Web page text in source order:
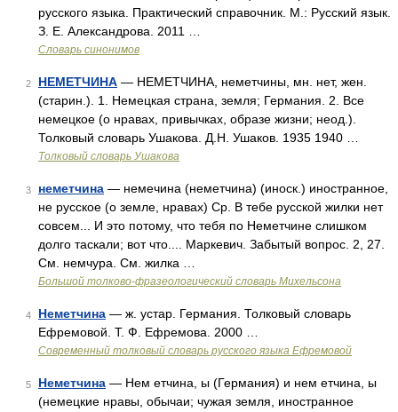
русского языка. Практический справочник. М.: Русский язык.
З. Е. Александрова. 2011 …
Словарь синонимов
2 НЕМЕТЧИНА — НЕМЕТЧИНА, неметчины, мн. нет, жен.
(старин.). 1. Немецкая страна, земля; Германия. 2. Все
немецкое (о нравах, привычках, образе жизни; неод.).
Толковый словарь Ушакова. Д.Н. Ушаков. 1935 1940 …
Толковый словарь Ушакова
3 неметчина — немечина (неметчина) (иноск.) иностранное,
не русское (о земле, нравах) Ср. В тебе русской жилки нет
совсем... И это потому, что тебя по Неметчине слишком
долго таскали; вот что.... Маркевич. Забытый вопрос. 2, 27.
См. немчура. См. жилка …
Большой толково-фразеологический словарь Михельсона
4 Неметчина — ж. устар. Германия. Толковый словарь
Ефремовой. Т. Ф. Ефремова. 2000 …
Современный толковый словарь русского языка Ефремовой
5 Неметчина — Нем етчина, ы (Германия) и нем етчина, ы
(немецкие нравы, обычаи; чужая земля, иностранное